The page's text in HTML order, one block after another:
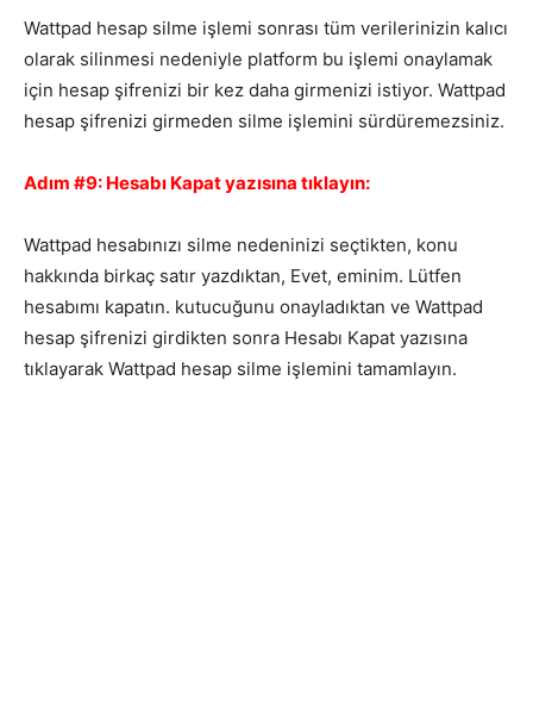
Wattpad hesap silme işlemi sonrası tüm verilerinizin kalıcı
olarak silinmesi nedeniyle platform bu işlemi onaylamak
için hesap şifrenizi bir kez daha girmenizi istiyor. Wattpad
hesap şifrenizi girmeden silme işlemini sürdüremezsiniz.
Adım #9: Hesabı Kapat yazısına tıklayın:
Wattpad hesabınızı silme nedeninizi seçtikten, konu
hakkında birkaç satır yazdıktan, Evet, eminim. Lütfen
hesabımı kapatın. kutucuğunu onayladıktan ve Wattpad
hesap şifrenizi girdikten sonra Hesabı Kapat yazısına
tıklayarak Wattpad hesap silme işlemini tamamlayın.